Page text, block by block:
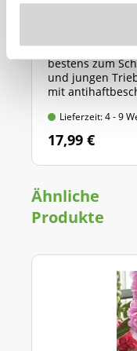
GARDENA
bestens zum
und jungen
mit
Lieferzeit: 4 - 9
17,99 €
Ähnliche
Produkte